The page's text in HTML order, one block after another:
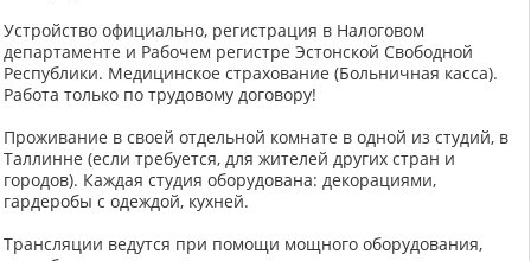
Устройство официально, регистрация в Налоговом
департаменте и Рабочем регистре Эстонской Свободной
Республики. Медицинское страхование (Больничная касса).
Работа только по трудовому договору!
Проживание в своей отдельной комнате в одной из студий, в
Таллинне (если требуется, для жителей других стран и
городов). Каждая студия оборудована: декорациями,
гардеробы с одеждой, кухней.
Трансляции ведутся при помощи мощного оборудования,